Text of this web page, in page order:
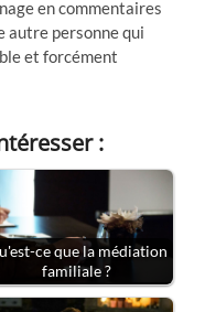
en commentaires
autre personne qui
et forcément
:
ce que la médiation
familiale ?